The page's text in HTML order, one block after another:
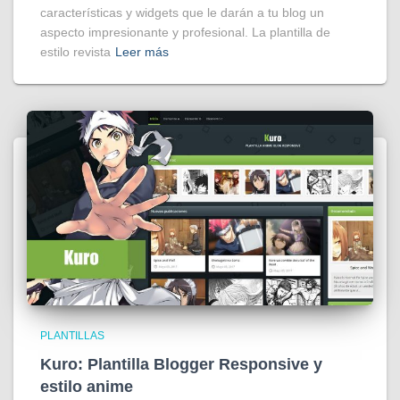
características y widgets que le darán a tu blog un
aspecto impresionante y profesional. La plantilla de
estilo revista Leer más
PLANTILLAS
Kuro: Plantilla Blogger Responsive y
estilo anime